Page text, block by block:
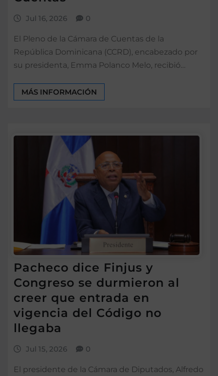
Jul 16, 2026 0
El Pleno de la Cámara de Cuentas de la
República Dominicana (CCRD), encabezado por
su presidenta, Emma Polanco Melo, recibió…
MÁS INFORMACIÓN
Pacheco dice Finjus y
Congreso se durmieron al
creer que entrada en
vigencia del Código no
llegaba
Jul 15, 2026 0
El presidente de la Cámara de Diputados, Alfredo